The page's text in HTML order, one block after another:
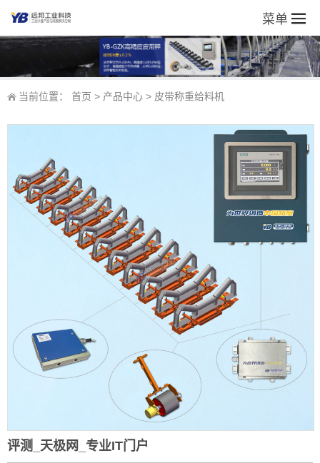
菜单
当前位置： 首页 > 产品中心 > 皮带称重给料机
评测_天极网_专业IT门户